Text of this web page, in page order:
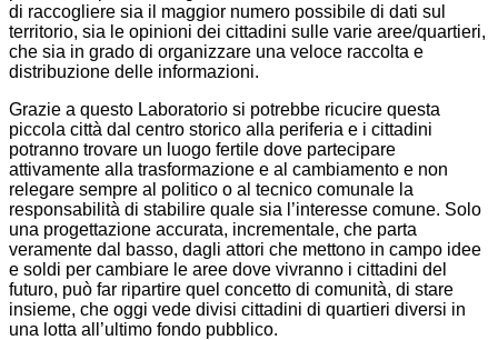
di raccogliere sia il maggior numero possibile di dati sul
territorio, sia le opinioni dei cittadini sulle varie aree/quartieri,
che sia in grado di organizzare una veloce raccolta e
distribuzione delle informazioni.
Grazie a questo Laboratorio si potrebbe ricucire questa
piccola città dal centro storico alla periferia e i cittadini
potranno trovare un luogo fertile dove partecipare
attivamente alla trasformazione e al cambiamento e non
relegare sempre al politico o al tecnico comunale la
responsabilità di stabilire quale sia l’interesse comune. Solo
una progettazione accurata, incrementale, che parta
veramente dal basso, dagli attori che mettono in campo idee
e soldi per cambiare le aree dove vivranno i cittadini del
futuro, può far ripartire quel concetto di comunità, di stare
insieme, che oggi vede divisi cittadini di quartieri diversi in
una lotta all’ultimo fondo pubblico.